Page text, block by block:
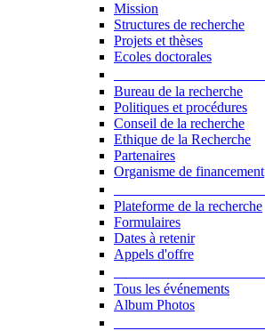
Mission
Structures de recherche
Projets et thèses
Ecoles doctorales
Bureau de la recherche
Politiques et procédures
Conseil de la recherche
Ethique de la Recherche
Partenaires
Organisme de financement
Plateforme de la recherche
Formulaires
Dates à retenir
Appels d'offre
Tous les événements
Album Photos